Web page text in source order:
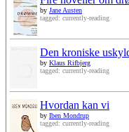
by Jane Austen
tagged: currently-reading
Den kroniske
by Klaus Rifbjerg
tagged: currently-reading
Hvordan kan vi
by Iben Mondrup
tagged: currently-reading